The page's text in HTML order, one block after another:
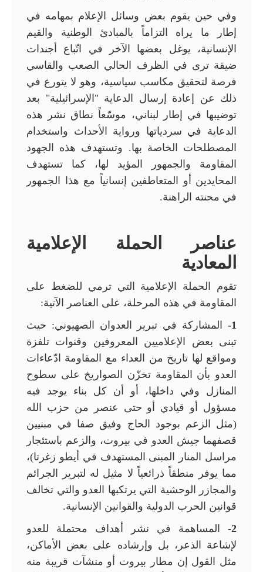
وفي حين يقوم بعض وسائل الإعلام بمهامه في
إطار ما يراه التزاماً بالمبادئ الوطنية والقيم
الإنسانية، يوغل بعضها الآخر في اتّباع أجندات
ضيقة ترى في الظرف الحالي الصعب والقاسي
فرصة لتحقيق مكاسب سياسية، وهو لا يتورع في
ذلك عن إعادة إرسال الدعاية "الإسرائيلية" بعد
توضيبها في إطار لبناني، موسّعاً نطاق نشر هذه
الدعاية في سردياتها ورواية الأحداث واستخدام
المصطلحات الخاصة بها. وتستهدف هذه الجهود
المقاومة والجمهور المؤيد لها، كما تستهدف
المحايدين أو المتعاطفين إنسانياً مع هذا الجمهور
في محنته الراهنة.
عناصر الحملة الإعلامية
المعادية
تقوم الحملة الإعلامية التي ترمي للضغط على
المقاومة في هذه المرحلة، على العناصر الآتية:
1-
المشاركة في تبرير العدوان الصهيوني: حيث
تبنى بعض الإعلاميين المعروفين وقنوات تلفزة
ومواقع لها تاريخ من العداء مع المقاومة ادّعاءات
العدو بأن المقاومة تخزّن الصواريخ على سطوح
المنازل وفي داخلها، أو أن كل بناء يوجد فيه
مسؤول أو قيادي أو حتى عنصر من حزب الله
(مثل الزعم بوجود الحاج وفيق صفا في مبنيين
قصفهما جيش العدو في بيروت، والزعم باستئجار
مراسل المنار المبنى المستهدف في أيطو زغرتا)،
مما يوفر منطقاً ذرائعياً لا مثيل له لتبرير الجرائم
والمجازر الوحشية التي يرتكبها العدو والتي تخالف
قوانين الحرب الدولية والقوانين الإنسانية.
2-
المساهمة في نشر أهداف محتملة للعدو
لإشاعة الذعر، بل وإرشاده على بعض الأماكن،
مثل القول إن مطار بيروت أو منشآت قريبة منه